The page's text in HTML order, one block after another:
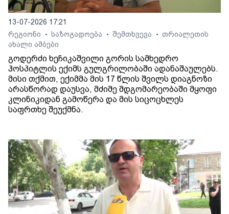
13-07-2026 17:21
რეგიონი
• საზოგადოება • შემთხვევა • თრიალეთის
ახალი ამბები
გოდერძი ხეჩიკაშვილი გორის სამხედრო
ჰოსპიტლის ექიმს გულგრილობაში ადანაშაულებს.
მისი თქმით, ექიმმა მის 17 წლის შვილს დიაგნოზი
არასწორად დაუსვა, მძიმე მდგომარეობაში მყოფი
კლინიკიდან გამოწერა და მის სიცოცხლეს
საფრთხე შეუქმნა.